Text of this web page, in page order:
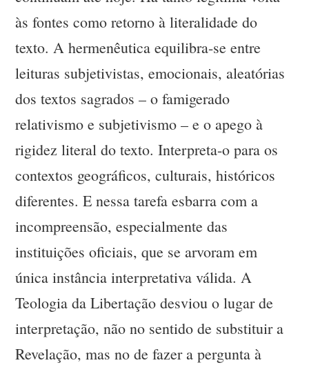
às fontes como retorno à literalidade do
texto. A hermenêutica equilibra-se entre
leituras subjetivistas, emocionais, aleatórias
dos textos sagrados – o famigerado
relativismo e subjetivismo – e o apego à
rigidez literal do texto. Interpreta-o para os
contextos geográficos, culturais, históricos
diferentes. E nessa tarefa esbarra com a
incompreensão, especialmente das
instituições oficiais, que se arvoram em
única instância interpretativa válida. A
Teologia da Libertação desviou o lugar de
interpretação, não no sentido de substituir a
Revelação, mas no de fazer a pergunta à